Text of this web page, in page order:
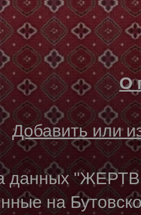
О
Добавить или
данных
на